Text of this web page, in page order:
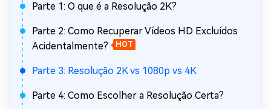
Parte 1: O que é a Resolução 2K?
Parte 2: Como Recuperar Vídeos HD Excluídos
Acidentalmente?
HOT
Parte 3: Resolução 2K vs 1080p vs 4K
Parte 4: Como Escolher a Resolução Certa?